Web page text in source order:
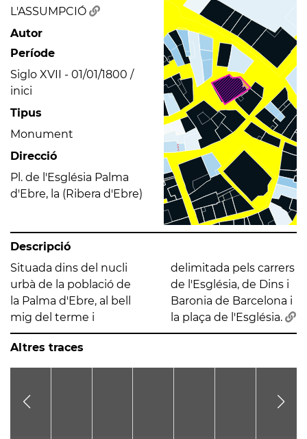
L'ASSUMPCIÓ
Autor
Període
Siglo XVII - 01/01/1800 /
inici
Tipus
Monument
Direcció
Pl. de l'Església Palma
d'Ebre, la (Ribera d'Ebre)
Descripció
Situada dins del nucli
urbà de la població de
la Palma d'Ebre, al bell
mig del terme i
delimitada pels carrers
de l'Església, de Dins i
Baronia de Barcelona i
la plaça de l'Església.
Altres traces